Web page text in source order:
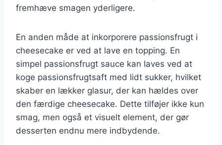
fremhæve smagen yderligere.
En anden måde at inkorporere passionsfrugt i
cheesecake er ved at lave en topping. En
simpel passionsfrugt sauce kan laves ved at
koge passionsfrugtsaft med lidt sukker, hvilket
skaber en lækker glasur, der kan hældes over
den færdige cheesecake. Dette tilføjer ikke kun
smag, men også et visuelt element, der gør
desserten endnu mere indbydende.